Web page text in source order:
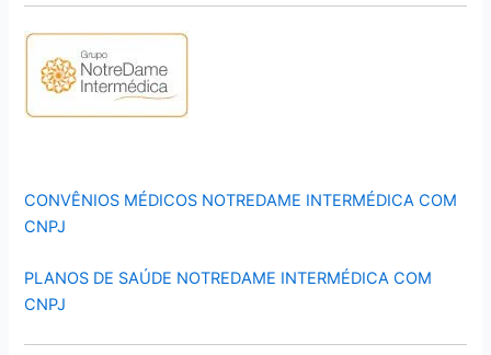
CONVÊNIOS MÉDICOS NOTREDAME INTERMÉDICA COM
CNPJ
PLANOS DE SAÚDE NOTREDAME INTERMÉDICA COM
CNPJ